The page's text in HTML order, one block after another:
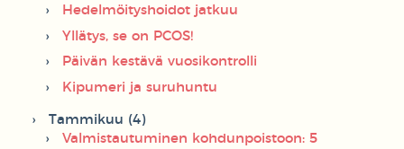
Hedelmöityshoidot jatkuu
Yllätys, se on PCOS!
Päivän kestävä vuosikontrolli
Kipumeri ja suruhuntu
Tammikuu (4)
Valmistautuminen kohdunpoistoon: 5